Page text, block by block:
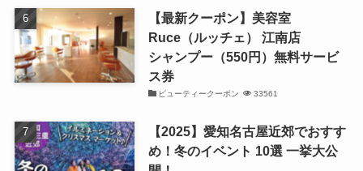
【最新クーポン】美容室
Ruce（ルッチェ） 江南店
シャンプー（550円）無料サービ
ス券
ビューティークーポン 33561
【2025】愛知名古屋近郊でおすす
め！冬のイベント 10選 一挙大公